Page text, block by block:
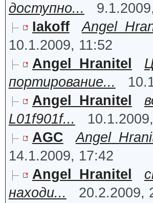
доступно...
Iakoff
10.1.2009, 11:52
Angel_Hranitel
портирование...
Angel_Hranitel
L01f901f...
AGC
14.1.2009, 17:42
Angel_Hranitel
находи...
20.2.2009,